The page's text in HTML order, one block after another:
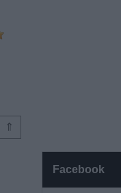
Facebook
⇑